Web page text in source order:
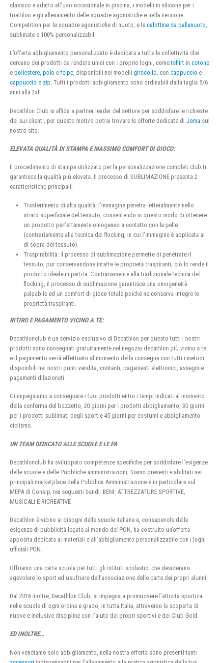
classico e adatto all’uso occasionale in piscina, i modelli in silicone per i
triathlon e gli allenamento delle squadre agonistiche e nella versione
Competition per le squadre agonistiche di nuoto, e le calottine da pallanuoto,
sublimate e 100% personalizzabili
L’offerta abbigliamento personalizzato è dedicata a tutte le collettività che
cercano dei prodotti da rendere unici con i proprio loghi, cometshirt in cotone
e poliestere, polo e felpe, disponibili nei modelli girocollo, con cappuccio e
cappuccio e zip. Tutti i prodotti abbigliamento sono ordinabili dalla taglia 5/6
anni alla 2xl.
Decathlon Club si affida a partner leader del settore per soddisfare le richieste
dei sui clienti, per questo motivo potrai trovare le offerte dedicate di Joma sul
nostro sito.
ELEVATA QUALITÀ DI STAMPA E MASSIMO COMFORT DI GIOCO:
Il procedimento di stampa utilizzato per la personalizzazione completi club ti
garantisce la qualità più elevata. Il processo di SUBLIMAZIONE presenta 2
caratteristiche principali:
Trasferimento di alta qualità: l’immagine penetra letteralmente nello
strato superficiale del tessuto, consentendo in questo modo di ottenere
un prodotto perfettamente omogeneo a contatto con la pelle
(contrariamente alla tecnica del flocking, in cui l’immagine è applicata al
di sopra del tessuto).
Traspirabilità: il processo di sublimazione permette di penetrare il
tessuto, pur conservandone intatte le proprietà traspiranti; ciò lo rende il
prodotto ideale in partita. Contrariamente alla tradizionale tecnica del
flocking, il processo di sublimazione garantisce una omogeneità
palpabile ed un comfort di gioco totale poiché ne conserva integre le
proprietà traspiranti.
RITIRO E PAGAMENTO VICINO A TE:
Decathlonclub è un servizio esclusivo di Decathlon per questo tutti i nostri
prodotti sono consegnati gratuitamente nel negozio decathlon più vicino a te
e il pagamento verrà effettuato al momento della consegna con tutti i metodi
disponibili nei nostri punti vendita, contanti, pagamenti elettronici, assegni e
pagamenti dilazionati.
Ci impegniamo a consegnare i tuoi prodotti entro i tempi indicati al momento
della conferma del bozzetto, 20 giorni per i prodotti abbigliamento, 30 giorni
per i prodotti sublimati degli sport e 45 giorni per costumi e abbigliamento
ciclismo.
UN TEAM DEDICATO ALLE SCUOLE E LE PA
Decathlonclub ha sviluppato competenze specifiche per soddisfare l’esigenze
delle scuole e delle Pubbliche amministrazioni, Siamo presenti e abilitati nei
principali marketplace della Pubblica Amministrazione e in particolare sul
MEPA di Consip, nei seguenti bandi: BENI: ATTREZZATURE SPORTIVE,
MUSICALI E RICREATIVE
Decathlon è vicino ai bisogni delle scuole italiane e, consapevole delle
esigenze di pubblicità legate al mondo del PON, ha costruito un’offerta
apposita dedicata ai materiali e all’abbigliamento personalizzabile con i loghi
ufficiali PON.
Offriamo una carta scuola per tutti gli istituti scolastici che desiderano
agevolare lo sport ed usufruire dell’associazione delle carte dei propri alunni.
Dal 2016 inoltre, Decathlon Club, si impegna a promuovere l’attività sportiva
nelle scuole di ogni ordine e grado, in tutta Italia, attraverso la scoperta di
nuove e inclusive discipline con l’aiuto dei propri sportivi e dei Club Gold.
ED INOLTRE…
Non vendiamo solo abbigliamento, nella nostra offerta sono presenti tanti